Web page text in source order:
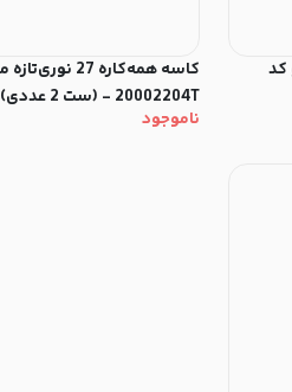
کد
کاسه همه‌کاره
20002204T - (ست 2 عددی)
ناموجود